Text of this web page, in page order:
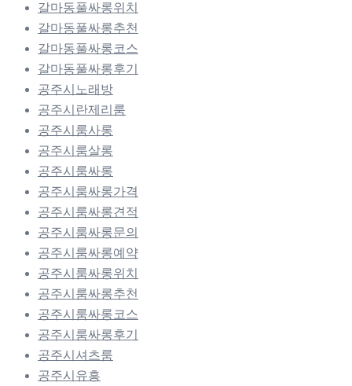
갈마동풀싸롱위치
갈마동풀싸롱추천
갈마동풀싸롱코스
갈마동풀싸롱후기
공주시노래방
공주시란제리룸
공주시룸사롱
공주시룸살롱
공주시룸싸롱
공주시룸싸롱가격
공주시룸싸롱견적
공주시룸싸롱문의
공주시룸싸롱예약
공주시룸싸롱위치
공주시룸싸롱추천
공주시룸싸롱코스
공주시룸싸롱후기
공주시셔츠룸
공주시유흥